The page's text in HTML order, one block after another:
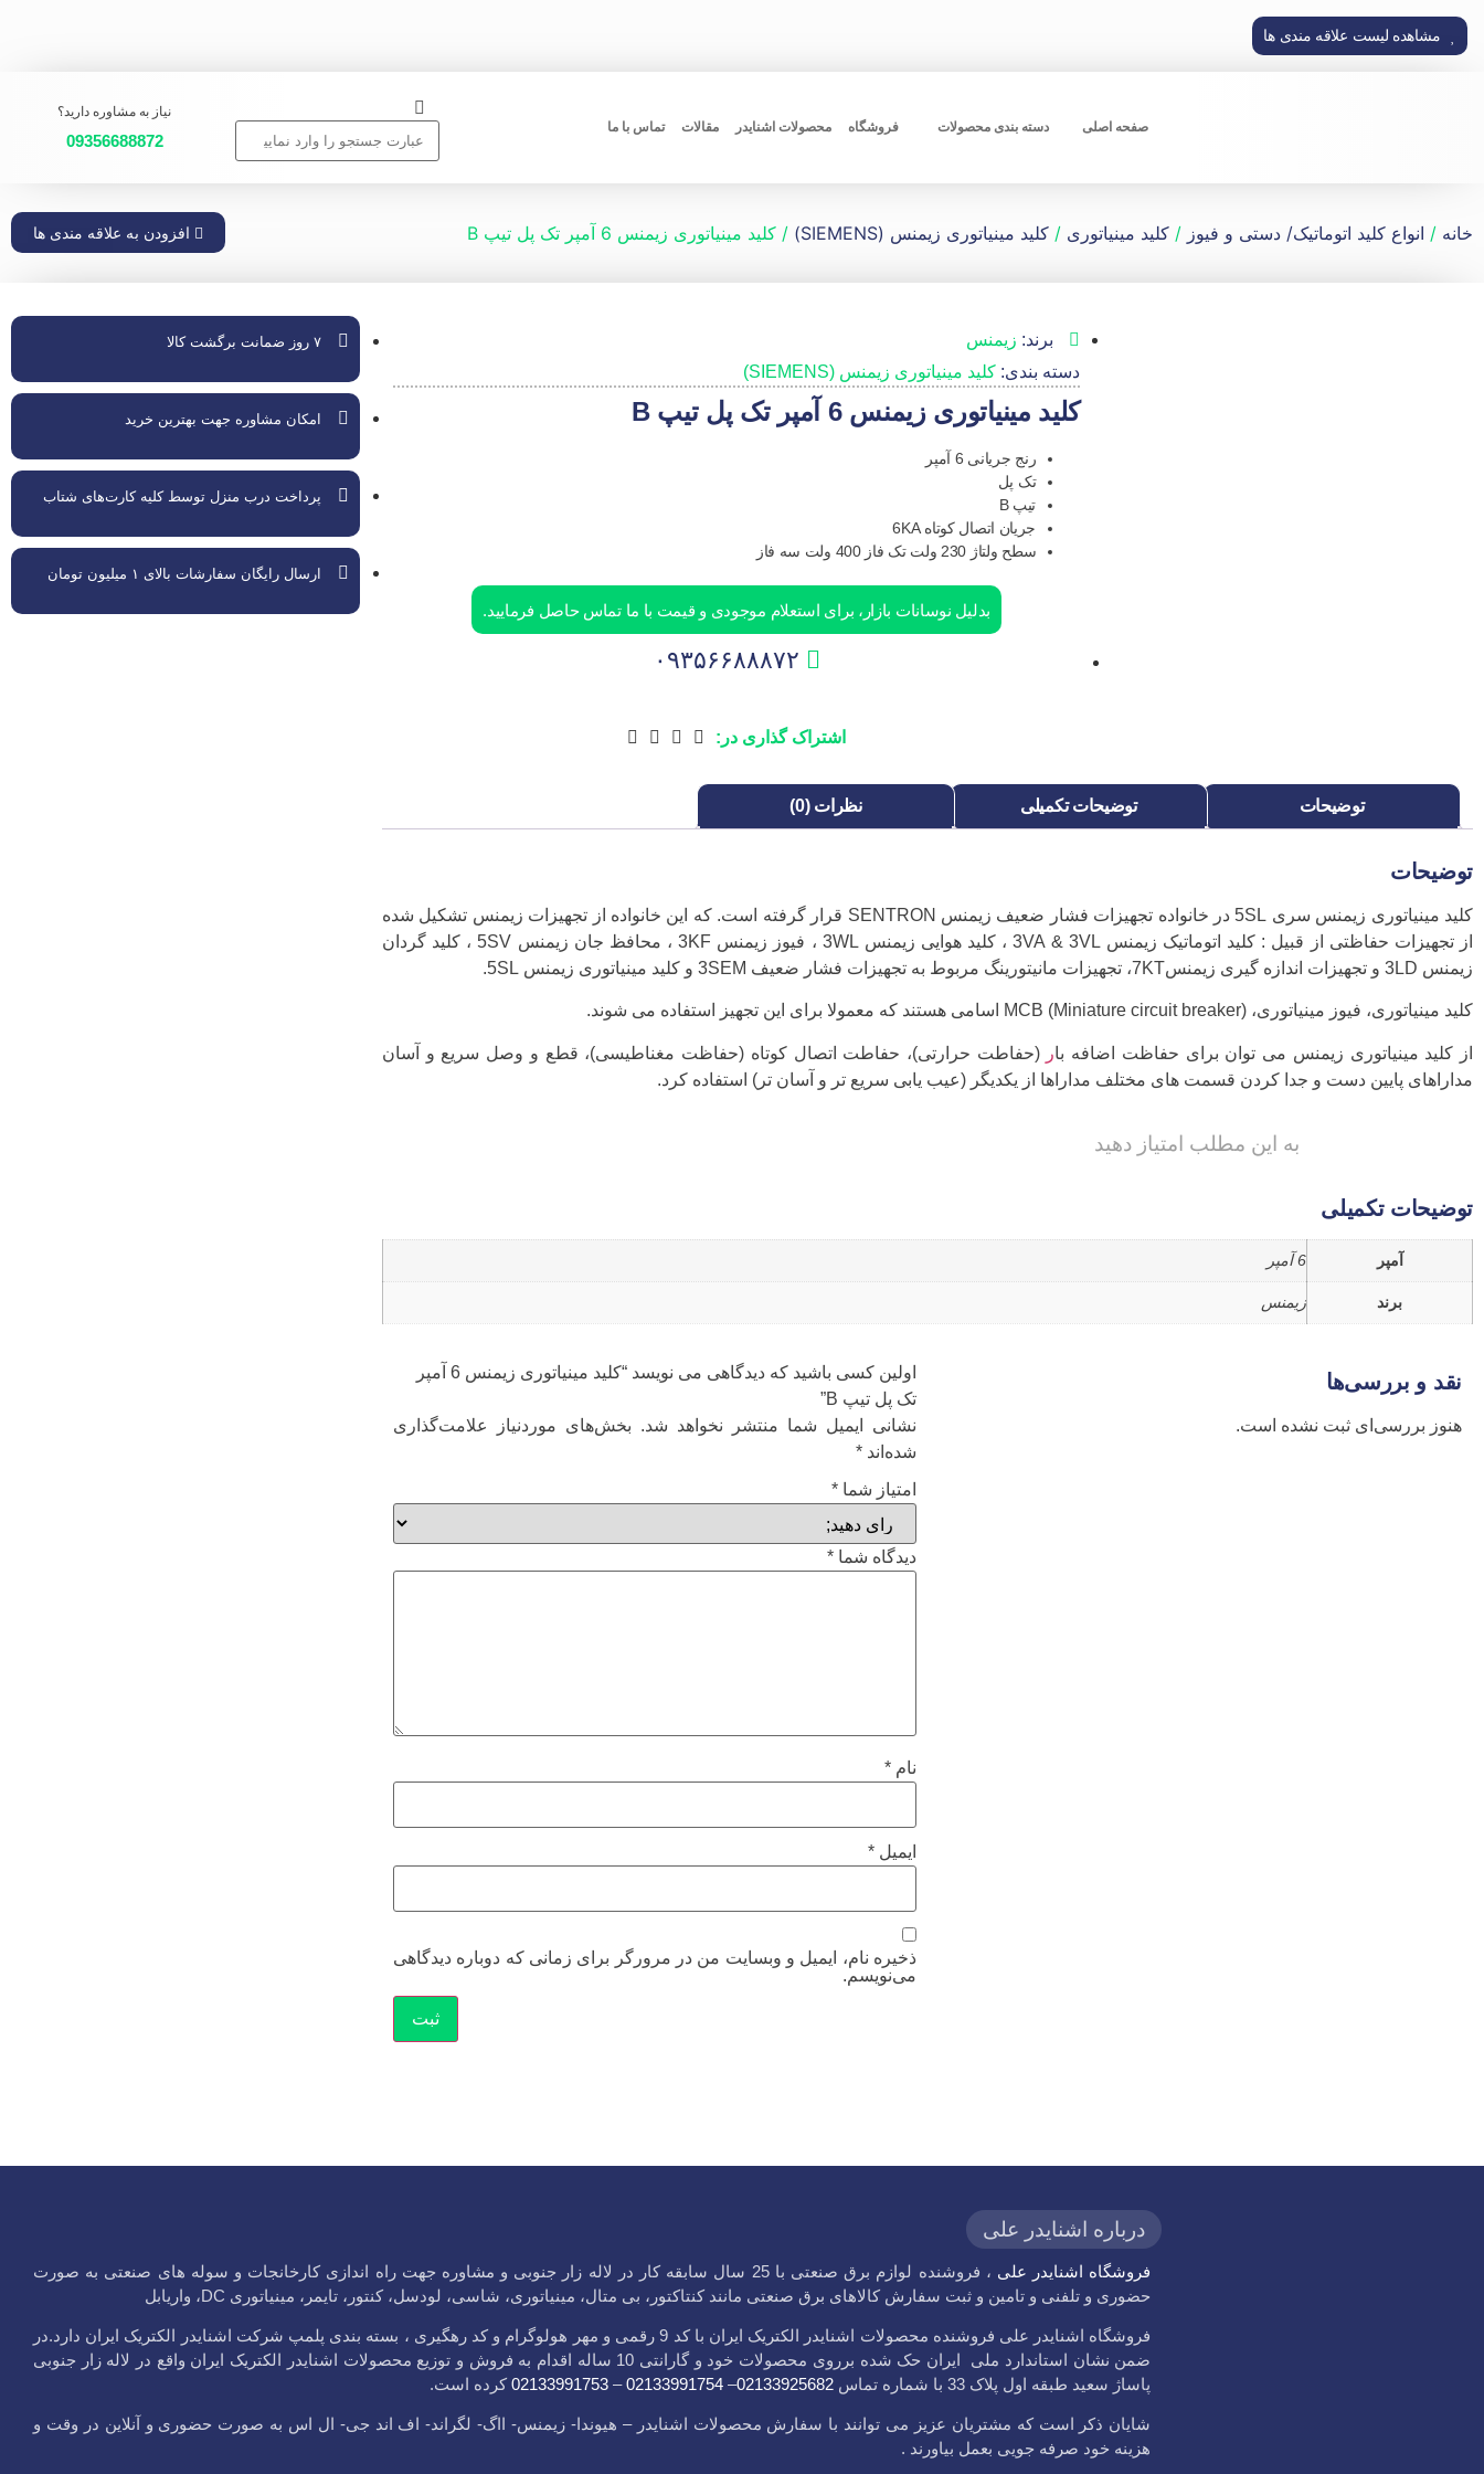
مشاهده لیست علاقه مندی ها
صفحه اصلی دسته بندی محصولات فروشگاه محصولات اشنایدر مقالات تماس با ما
نیاز به مشاوره دارید؟
09356688872
خانه / انواع کلید اتوماتیک/ دستی و فیوز / کلید مینیاتوری / کلید مینیاتوری زیمنس (SIEMENS) / کلید مینیاتوری زیمنس 6 آمپر تک پل تیپ B افزودن به علاقه مندی ها
برند: زیمنس
دسته بندی: کلید مینیاتوری زیمنس (SIEMENS)
کلید مینیاتوری زیمنس 6 آمپر تک پل تیپ B
رنج جریانی 6 آمپر
تک پل
تیپ B
جریان اتصال کوتاه 6KA
سطح ولتاژ 230 ولت تک فاز 400 ولت سه فاز
بدلیل نوسانات بازار، برای استعلام موجودی و قیمت با ما تماس حاصل فرمایید.
۰۹۳۵۶۶۸۸۸۷۲
اشتراک گذاری در:
توضیحات توضیحات تکمیلی نظرات (0)
توضیحات
کلید مینیاتوری زیمنس سری 5SL در خانواده تجهیزات فشار ضعیف زیمنس SENTRON قرار گرفته است. که این خانواده از تجهیزات زیمنس تشکیل شده
از تجهیزات حفاظتی از قبیل : کلید اتوماتیک زیمنس 3VA & 3VL ، کلید هوایی زیمنس 3WL ، فیوز زیمنس 3KF ، محافظ جان زیمنس 5SV ، کلید گردان
زیمنس 3LD و تجهیزات اندازه گیری زیمنس7KT، تجهیزات مانیتورینگ مربوط به تجهیزات فشار ضعیف 3SEM و کلید مینیاتوری زیمنس 5SL.
کلید مینیاتوری، فیوز مینیاتوری، (MCB (Miniature circuit breaker اسامی هستند که معمولا برای این تجهیز استفاده می شوند.
از کلید مینیاتوری زیمنس می توان برای حفاظت اضافه بار (حفاطت حرارتی)، حفاطت اتصال کوتاه (حفاظت مغناطیسی)، قطع و وصل سریع و آسان
مداراهای پایین دست و جدا کردن قسمت های مختلف مداراها از یکدیگر (عیب یابی سریع تر و آسان تر) استفاده کرد.
به این مطلب امتیاز دهید
توضیحات تکمیلی
آمپر 6 آمپر
برند زیمنس
نقد و بررسی‌ها
هنوز بررسی‌ای ثبت نشده است.
اولین کسی باشید که دیدگاهی می نویسد “کلید مینیاتوری زیمنس 6 آمپر
تک پل تیپ B”
نشانی ایمیل شما منتشر نخواهد شد. بخش‌های موردنیاز علامت‌گذاری
شده‌اند *
امتیاز شما *
دیدگاه شما *
نام *
ایمیل *
ذخیره نام، ایمیل و وبسایت من در مرورگر برای زمانی که دوباره دیدگاهی
می‌نویسم.
۷ روز ضمانت برگشت کالا
امکان مشاوره جهت بهترین خرید
پرداخت درب منزل توسط کلیه کارت‌های شتاب
ارسال رایگان سفارشات بالای ۱ میلیون تومان
درباره اشنایدر علی
فروشگاه اشنایدر علی
، فروشنده لوازم برق صنعتی با 25 سال سابقه کار در لاله زار جنوبی و مشاوره جهت راه اندازی کارخانجات و سوله های صنعتی به صورت
حضوری و تلفنی و تامین و ثبت سفارش کالاهای برق صنعتی مانند کنتاکتور، بی متال، مینیاتوری، شاسی، لودسل، کنتور، تایمر، مینیاتوری DC، واریابل
فروشگاه اشنایدر علی فروشنده محصولات اشنایدر الکتریک ایران با کد 9 رقمی و مهر هولوگرام و کد رهگیری ، بسته بندی پلمپ شرکت اشنایدر الکتریک ایران دارد.در
ضمن نشان استاندارد ملی ایران حک شده برروی محصولات خود و گارانتی 10 ساله اقدام به فروش و توزیع محصولات اشنایدر الکتریک ایران واقع در لاله زار جنوبی
پاساژ سعید طبقه اول پلاک 33 با شماره تماس
02133925682
–
02133991754
–
02133991753کرده است.
شایان ذکر است که مشتریان عزیز می توانند با سفارش محصولات اشنایدر – هیوندا- زیمنس- ااگ- لگراند- اف اند جی- ال اس به صورت حضوری و آنلاین در وقت و
هزینه خود صرفه جویی بعمل بیاورند .